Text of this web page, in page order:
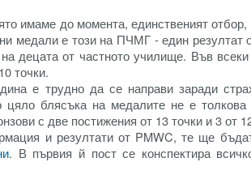
имаме до момента, единственият отбор,
медали е този на ПЧМГ - един резултат
децата от частното училище. Във
точки.
е трудно да се направи заради
блясъка на медалите не е толкова
с две постижения от 13 точки и 3 от
и резултати от PMWC, те ще
. В първия й пост се конспектира